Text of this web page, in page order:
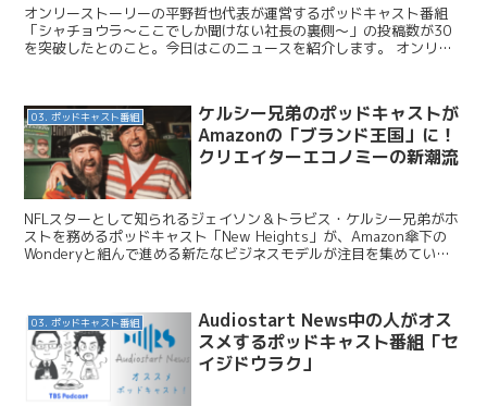
オンリーストーリーの平野哲也代表が運営するポッドキャスト番組
「シャチョウラ〜ここでしか聞けない社長の裏側〜」の投稿数が30
を突破したとのこと。今日はこのニュースを紹介します。 オンリー
03. ポッドキャスト番組
ケルシー兄弟のポッドキャストが
Amazonの「ブランド王国」に！
クリエイターエコノミーの新潮流
NFLスターとして知られるジェイソン＆トラビス・ケルシー兄弟がホ
ストを務めるポッドキャスト「New Heights」が、Amazon傘下の
Wonderyと組んで進める新たなビジネスモデルが注目を集めていま
03. ポッドキャスト番組
Audiostart News中の人がオス
スメするポッドキャスト番組「セ
イジドウラク」